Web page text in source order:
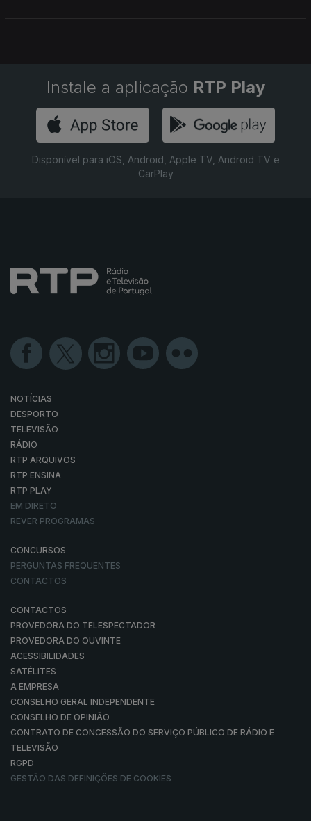
Instale a aplicação RTP Play
Disponível para iOS, Android, Apple TV, Android TV e
CarPlay
NOTÍCIAS
DESPORTO
TELEVISÃO
RÁDIO
RTP ARQUIVOS
RTP ENSINA
RTP PLAY
EM DIRETO
REVER PROGRAMAS
CONCURSOS
PERGUNTAS FREQUENTES
CONTACTOS
CONTACTOS
PROVEDORA DO TELESPECTADOR
PROVEDORA DO OUVINTE
ACESSIBILIDADES
SATÉLITES
A EMPRESA
CONSELHO GERAL INDEPENDENTE
CONSELHO DE OPINIÃO
CONTRATO DE CONCESSÃO DO SERVIÇO PÚBLICO DE RÁDIO E
TELEVISÃO
RGPD
GESTÃO DAS DEFINIÇÕES DE COOKIES